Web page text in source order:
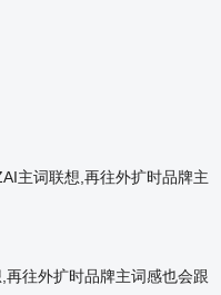
主词联想,再往外扩时品牌主
往外扩时品牌主词感也会跟